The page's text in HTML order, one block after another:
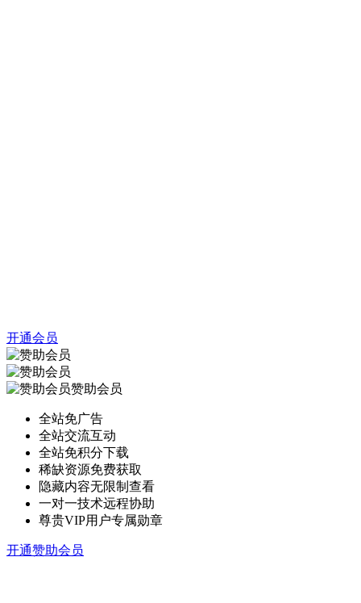
开通会员
赞助会员
全站免广告
全站交流互动
全站免积分下载
稀缺资源免费获取
隐藏内容无限制查看
一对一技术远程协助
尊贵VIP用户专属勋章
开通赞助会员